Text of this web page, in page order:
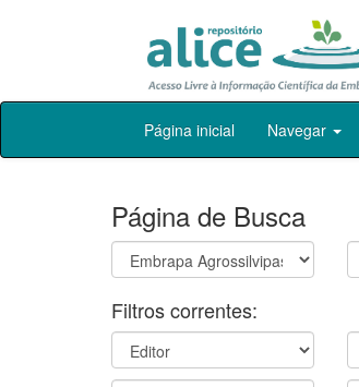
Skip
Página inicial Navegar
Página de Busca
Filtros correntes: